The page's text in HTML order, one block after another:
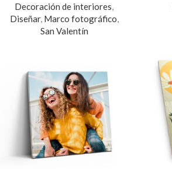
Decoración de interiores,
Diseñar, Marco fotográfico,
San Valentín